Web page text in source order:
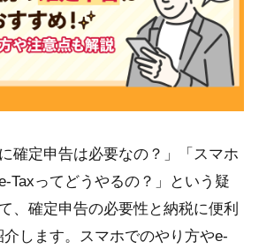
確定申告は必要なの？」「スマホ
Taxってどうやるの？」という疑
、確定申告の必要性と納税に便利
介します。スマホでのやり方やe-